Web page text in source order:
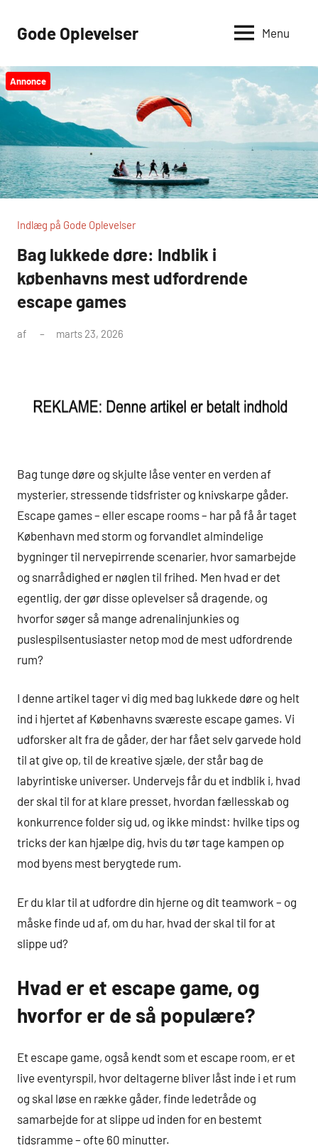
Gode Oplevelser Menu
Annonce
Indlæg på Gode Oplevelser
Bag lukkede døre: Indblik i
københavns mest udfordrende
escape games
af marts 23, 2026
Bag tunge døre og skjulte låse venter en verden af
mysterier, stressende tidsfrister og knivskarpe gåder.
Escape games – eller escape rooms – har på få år taget
København med storm og forvandlet almindelige
bygninger til nervepirrende scenarier, hvor samarbejde
og snarrådighed er nøglen til frihed. Men hvad er det
egentlig, der gør disse oplevelser så dragende, og
hvorfor søger så mange adrenalinjunkies og
puslespilsentusiaster netop mod de mest udfordrende
rum?
I denne artikel tager vi dig med bag lukkede døre og helt
ind i hjertet af Københavns sværeste escape games. Vi
udforsker alt fra de gåder, der har fået selv garvede hold
til at give op, til de kreative sjæle, der står bag de
labyrintiske universer. Undervejs får du et indblik i, hvad
der skal til for at klare presset, hvordan fællesskab og
konkurrence folder sig ud, og ikke mindst: hvilke tips og
tricks der kan hjælpe dig, hvis du tør tage kampen op
mod byens mest berygtede rum.
Er du klar til at udfordre din hjerne og dit teamwork – og
måske finde ud af, om du har, hvad der skal til for at
slippe ud?
Hvad er et escape game, og
hvorfor er de så populære?
Et escape game, også kendt som et escape room, er et
live eventyrspil, hvor deltagerne bliver låst inde i et rum
og skal løse en række gåder, finde ledetråde og
samarbejde for at slippe ud inden for en bestemt
tidsramme – ofte 60 minutter.